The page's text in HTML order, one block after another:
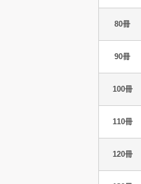
80冊
90冊
100冊
110冊
120冊